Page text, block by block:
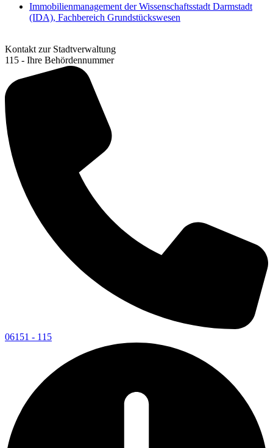
Immobilienmanagement der Wissenschaftsstadt Darmstadt
(IDA), Fachbereich Grundstückswesen
Kontakt zur Stadtverwaltung
115 - Ihre Behördennummer
06151 - 115